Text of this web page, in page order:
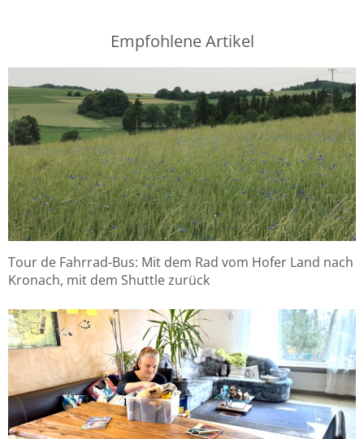
Empfohlene Artikel
Tour de Fahrrad-Bus: Mit dem Rad vom Hofer Land nach
Kronach, mit dem Shuttle zurück